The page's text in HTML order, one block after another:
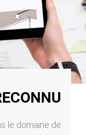
le domaine de